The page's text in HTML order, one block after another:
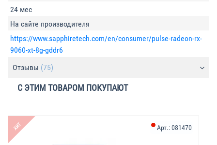
24 мес
На сайте производителя
https://www.sapphiretech.com/en/consumer/pulse-radeon-rx-
9060-xt-8g-gddr6
Отзывы (75)
С ЭТИМ ТОВАРОМ ПОКУПАЮТ
ХИТ Арт.:081470